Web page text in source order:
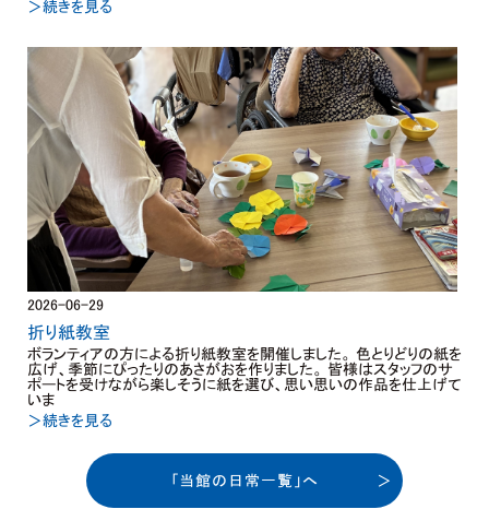
＞続きを見る
2026-06-29
折り紙教室
ボランティアの方による折り紙教室を開催しました。 色とりどりの紙を
広げ、季節にぴったりのあさがおを作りました。 皆様はスタッフのサ
ポートを受けながら楽しそうに紙を選び、思い思いの作品を仕上げて
いま
＞続きを見る
「当館の日常一覧」へ